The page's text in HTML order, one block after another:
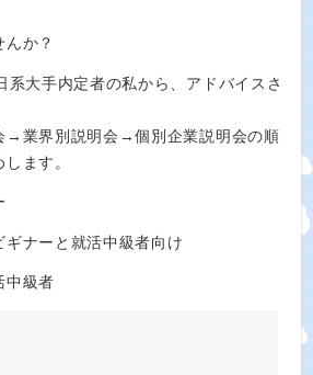
んか？
系大手内定者の私から、アドバイスさ
→業界別説明会→個別企業説明会の順
ます。
ナーと就活中級者向け
中級者